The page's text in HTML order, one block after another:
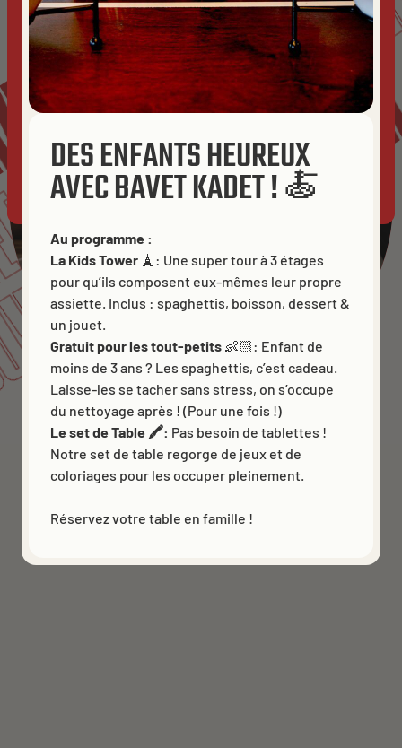
DES ENFANTS HEUREUX
AVEC BAVET KADET ! 🍝
Au programme :
La Kids Tower 🗼: Une super tour à 3 étages
pour qu’ils composent eux-mêmes leur propre
assiette. Inclus : spaghettis, boisson, dessert &
un jouet.
Gratuit pour les tout-petits 👶🏻: Enfant de
moins de 3 ans ? Les spaghettis, c’est cadeau.
Laisse-les se tacher sans stress, on s’occupe
du nettoyage après ! (Pour une fois !)
Le set de Table 🖍️: Pas besoin de tablettes !
Notre set de table regorge de jeux et de
coloriages pour les occuper pleinement.
Réservez votre table en famille !
This website uses cookies to ensure you get the best
experience on our website.
Cookies
ACCEPT ALL
ALLOW ANALYTICS ESSENTIALS ONLY